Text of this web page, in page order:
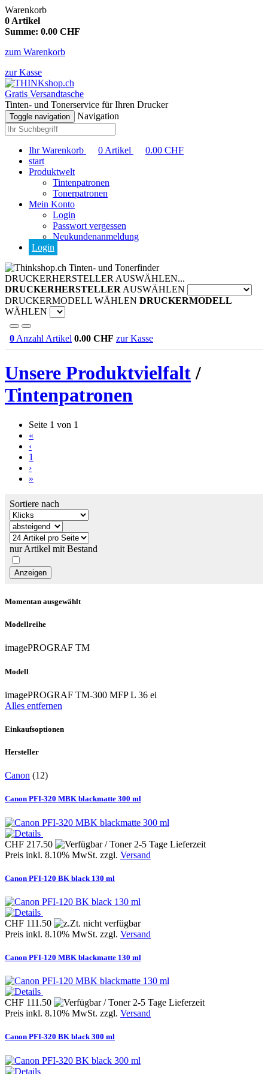
Warenkorb
0 Artikel
Summe: 0.00 CHF
zum Warenkorb
zur Kasse
Gratis Versandtasche
Tinten- und Tonerservice für Ihren Drucker
Toggle navigation Navigation
Ihr Warenkorb 0 Artikel 0.00 CHF
start
Produktwelt
Tintenpatronen
Tonerpatronen
Mein Konto
Login
Passwort vergessen
Neukundenanmeldung
Login
Tinten- und Tonerfinder
DRUCKERHERSTELLER AUSWÄHLEN...
DRUCKERHERSTELLER AUSWÄHLEN
DRUCKERMODELL WÄHLEN DRUCKERMODELL
WÄHLEN
0 Anzahl Artikel 0.00 CHF zur Kasse
Unsere Produktvielfalt/
Tintenpatronen
Seite 1 von 1
«
‹
1
›
»
Sortiere nach
nur Artikel mit Bestand
Momentan ausgewählt
Modellreihe
imagePROGRAF TM
Modell
imagePROGRAF TM-300 MFP L 36 ei
Alles entfernen
Einkaufsoptionen
Hersteller
Canon (12)
Canon PFI-320 MBK blackmatte 300 ml
CHF 217.50
Preis inkl. 8.10% MwSt. zzgl. Versand
Canon PFI-120 BK black 130 ml
CHF 111.50
Preis inkl. 8.10% MwSt. zzgl. Versand
Canon PFI-120 MBK blackmatte 130 ml
CHF 111.50
Preis inkl. 8.10% MwSt. zzgl. Versand
Canon PFI-320 BK black 300 ml